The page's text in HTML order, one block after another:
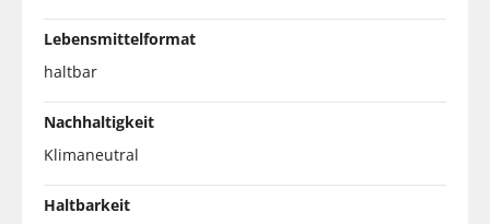
Lebensmittelformat
haltbar
Nachhaltigkeit
Klimaneutral
Haltbarkeit